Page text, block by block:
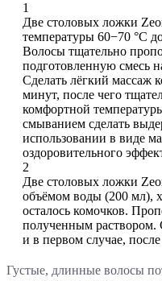
1
Две столовых ложки
температуры 60−70 °C
Волосы тщательно
подготовленную смесь
Сделать лёгкий массаж
минут, после чего
комфортной
смыванием сделать
использовании в виде
оздоровительного
2
Две столовых ложки
объёмом воды (200 мл),
осталось комочков.
полученным раствором.
и в первом случае,
Густые, длинные волосы